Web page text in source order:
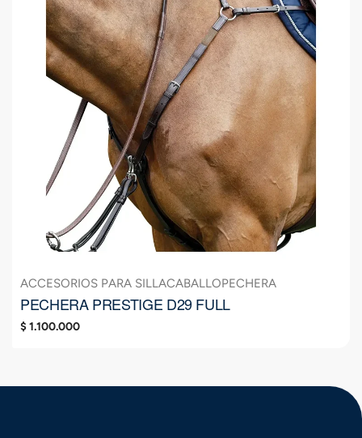
ACCESORIOS PARA SILLACABALLOPECHERA
PECHERA PRESTIGE D29 FULL
$1.100.000